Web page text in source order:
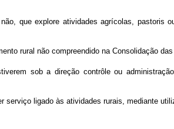
que explore atividades agrícolas, pastoris
rural não compreendido na Consolidação
sob a direção contrôle ou
ligado às atividades rurais, mediante